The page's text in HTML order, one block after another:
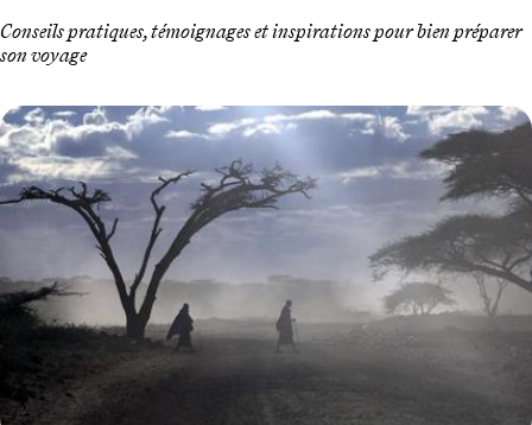
Conseils pratiques, témoignages et inspirations pour bien préparer
son voyage